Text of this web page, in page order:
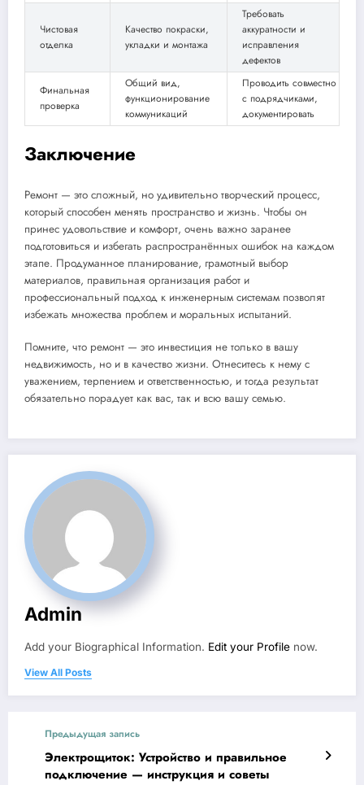
Чистовая
отделка
Качество покраски,
укладки и монтажа
Требовать
аккуратности и
исправления
дефектов
Финальная
проверка
Общий вид,
функционирование
коммуникаций
Проводить совместно
с подрядчиками,
документировать
Заключение
Ремонт — это сложный, но удивительно творческий процесс,
который способен менять пространство и жизнь. Чтобы он
принес удовольствие и комфорт, очень важно заранее
подготовиться и избегать распространённых ошибок на каждом
этапе. Продуманное планирование, грамотный выбор
материалов, правильная организация работ и
профессиональный подход к инженерным системам позволят
избежать множества проблем и моральных испытаний.
Помните, что ремонт — это инвестиция не только в вашу
недвижимость, но и в качество жизни. Отнеситесь к нему с
уважением, терпением и ответственностью, и тогда результат
обязательно порадует как вас, так и всю вашу семью.
Admin
Add your Biographical Information. Edit your Profile now.
View All Posts
Предыдущая запись
Электрощиток: Устройство и правильное
подключение — инструкция и советы